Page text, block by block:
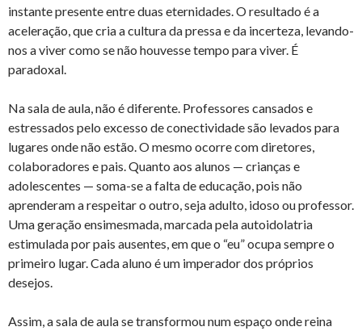
instante presente entre duas eternidades. O resultado é a
aceleração, que cria a cultura da pressa e da incerteza, levando-
nos a viver como se não houvesse tempo para viver. É
paradoxal.
Na sala de aula, não é diferente. Professores cansados e
estressados pelo excesso de conectividade são levados para
lugares onde não estão. O mesmo ocorre com diretores,
colaboradores e pais. Quanto aos alunos — crianças e
adolescentes — soma-se a falta de educação, pois não
aprenderam a respeitar o outro, seja adulto, idoso ou professor.
Uma geração ensimesmada, marcada pela autoidolatria
estimulada por pais ausentes, em que o “eu” ocupa sempre o
primeiro lugar. Cada aluno é um imperador dos próprios
desejos.
Assim, a sala de aula se transformou num espaço onde reina